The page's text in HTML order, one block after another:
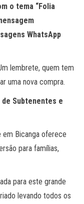
o tema “Folia
WhatsApp
lembrete, quem tem
uma nova compra.
Subtenentes e
em Bicanga oferece
para famílias,
para este grande
levando todos os